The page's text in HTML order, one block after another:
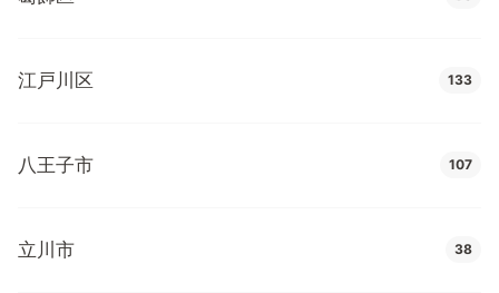
江戸川区 133
八王子市 107
立川市 38